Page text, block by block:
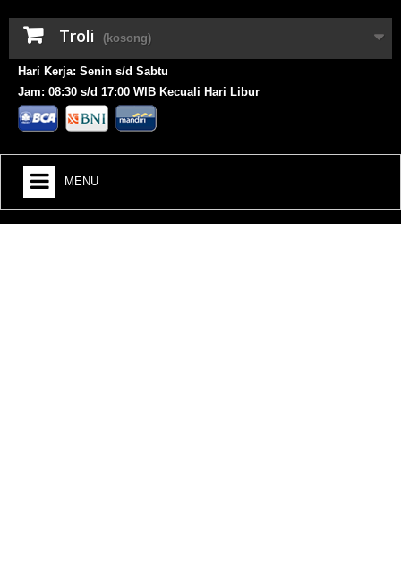
Troli (kosong)
Hari Kerja: Senin s/d Sabtu
Jam: 08:30 s/d 17:00 WIB Kecuali Hari Libur
MENU